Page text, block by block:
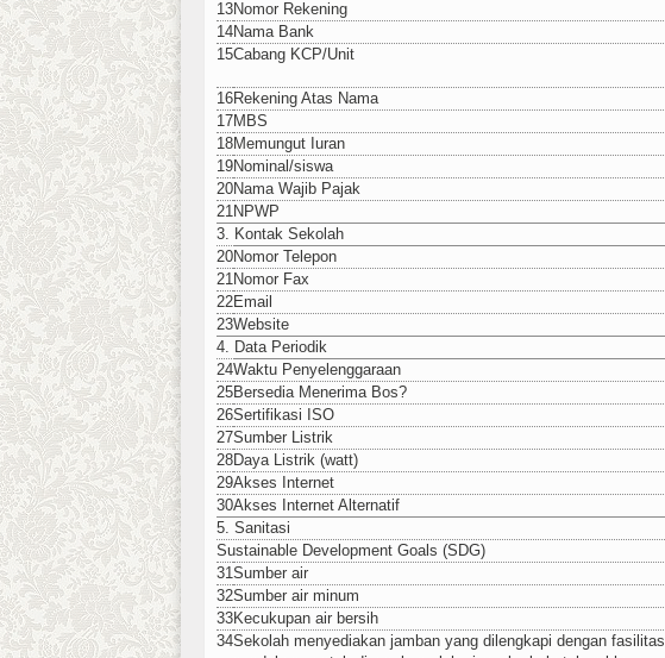
13Nomor Rekening
14Nama Bank
15Cabang KCP/Unit
16Rekening Atas Nama
17MBS
18Memungut Iuran
19Nominal/siswa
20Nama Wajib Pajak
21 NPWP
3. Kontak Sekolah
20Nomor Telepon
21 Nomor Fax
22Email
23Website
4. Data Periodik
24Waktu Penyelenggaraan
25Bersedia Menerima Bos?
26Sertifikasi ISO
27Sumber Listrik
28Daya Listrik (watt)
29Akses Internet
30Akses Internet Alternatif
5. Sanitasi
Sustainable Development Goals (SDG)
31Sumber air
32Sumber air minum
33Kecukupan air bersih
34Sekolah menyediakan jamban yang dilengkapi dengan fasilitas